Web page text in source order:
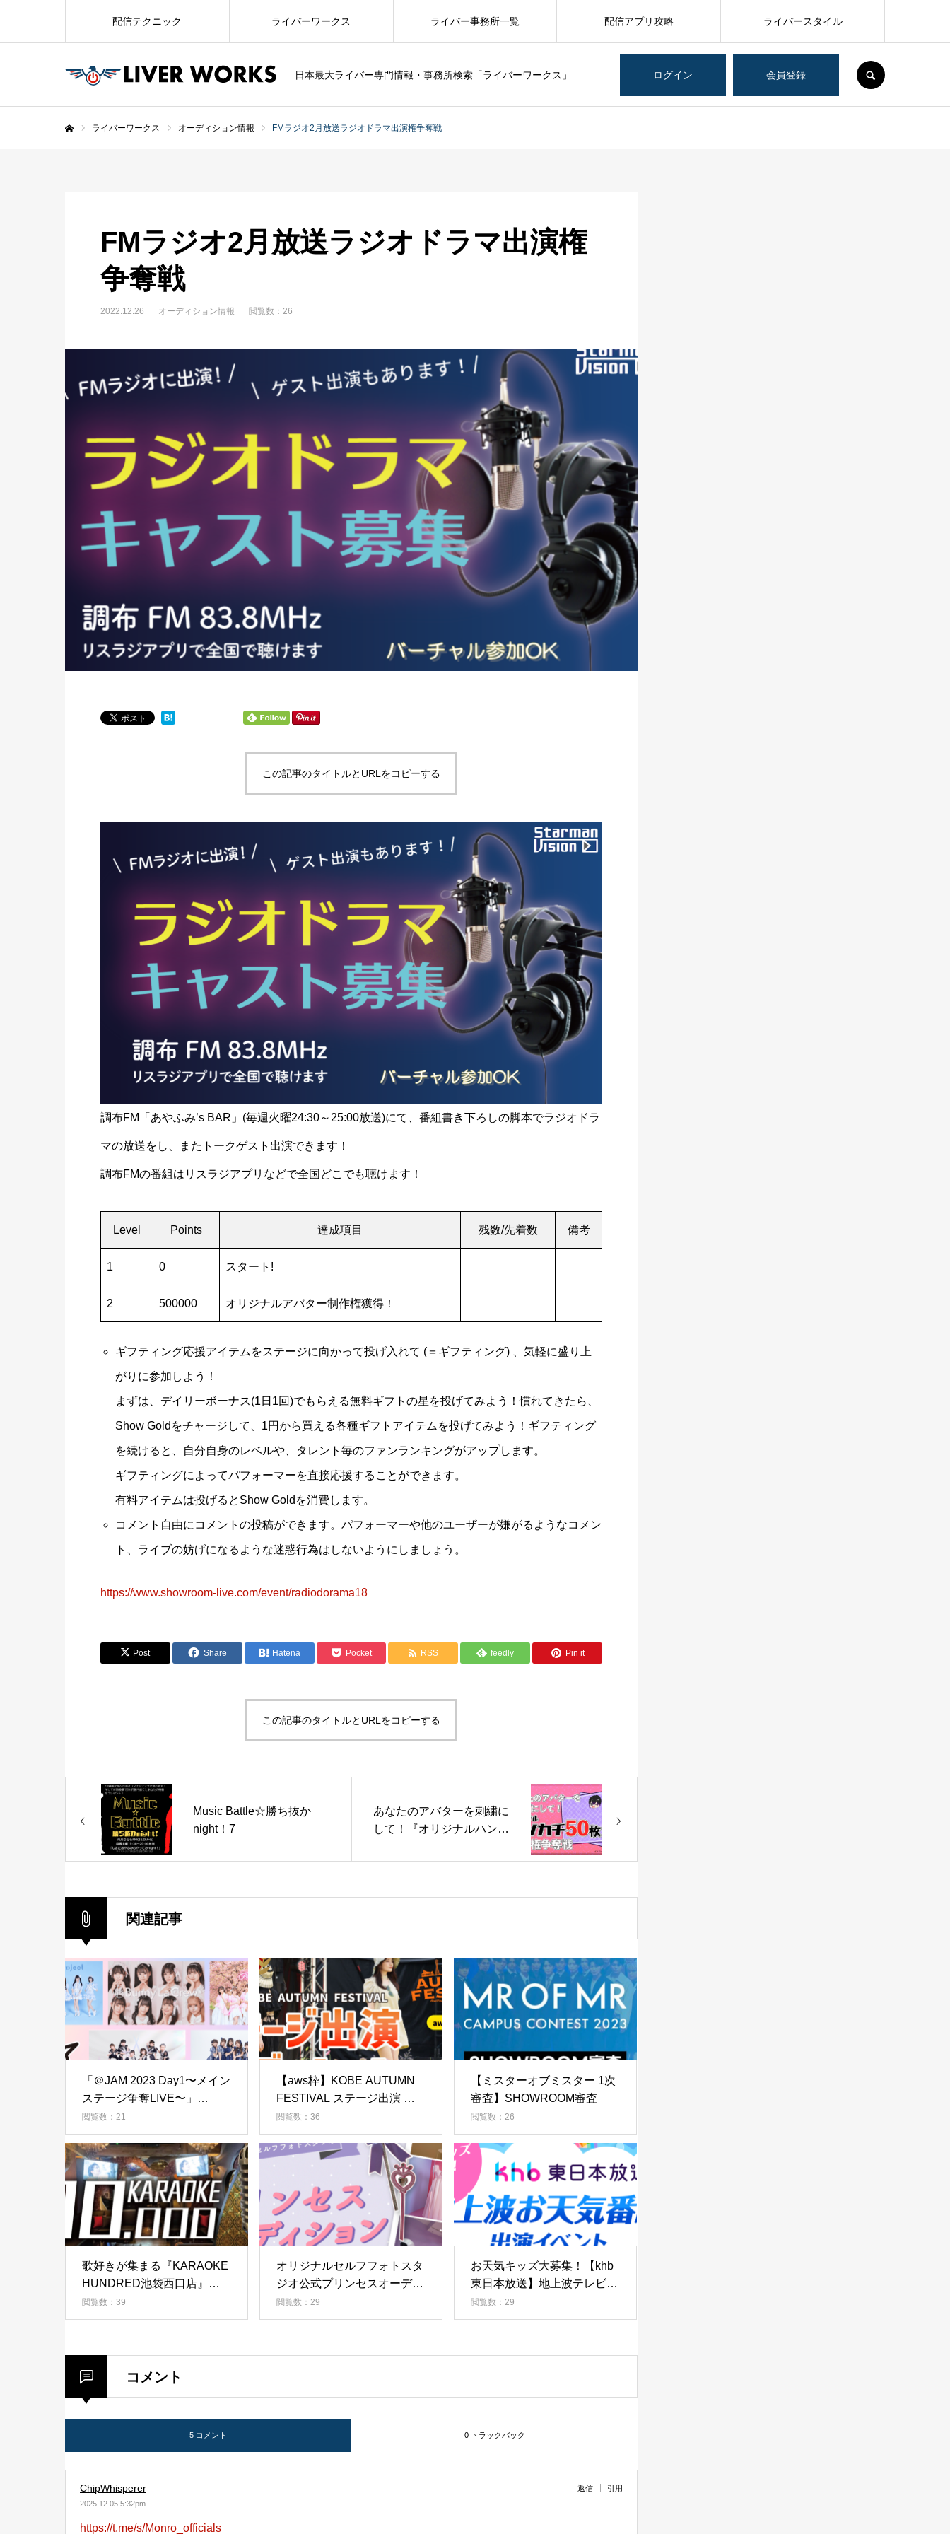
日本最大ライバー専門情報・事務所検索「ライバーワークス」 ログイン 会員登録
配信テクニック ライバーワークス ライバー事務所一覧 配信アプリ攻略 ライバースタイル
ライバーワークス オーディション情報 FMラジオ2月放送ラジオドラマ出演権争奪戦
FMラジオ2月放送ラジオドラマ出演権
争奪戦
2022.12.26 オーディション情報 閲覧数：26
この記事のタイトルとURLをコピーする
調布FM「あやふみ’s BAR」(毎週火曜24:30～25:00放送)にて、番組書き下ろしの脚本でラジオドラ
マの放送をし、またトークゲスト出演できます！
調布FMの番組はリスラジアプリなどで全国どこでも聴けます！
Level Points 達成項目 残数/先着数 備考
1 0 スタート!
2 500000 オリジナルアバター制作権獲得！
ギフティング応援アイテムをステージに向かって投げ入れて (＝ギフティング) 、気軽に盛り上
がりに参加しよう！
まずは、デイリーボーナス(1日1回)でもらえる無料ギフトの星を投げてみよう！慣れてきたら、
Show Goldをチャージして、1円から買える各種ギフトアイテムを投げてみよう！ギフティング
を続けると、自分自身のレベルや、タレント毎のファンランキングがアップします。
ギフティングによってパフォーマーを直接応援することができます。
有料アイテムは投げるとShow Goldを消費します。
コメント自由にコメントの投稿ができます。パフォーマーや他のユーザーが嫌がるようなコメン
ト、ライブの妨げになるような迷惑行為はしないようにしましょう。
https://www.showroom-live.com/event/radiodorama18
Post Share Hatena Pocket RSS feedly Pin it
この記事のタイトルとURLをコピーする
Music Battle☆勝ち抜か
night！7
あなたのアバターを刺繍に
して！『オリジナルハンカ
10弾
関連記事
「＠JAM 2023 Day1〜メイン
ステージ争奪LIVE〜」
SHOWROOM予選
閲覧数：21
【aws枠】KOBE AUTUMN
FESTIVAL ステージ出演 ス
タダイベ＃1
閲覧数：36
【ミスターオブミスター 1次
審査】SHOWROOM審査
閲覧数：26
歌好きが集まる『KARAOKE
HUNDRED池袋西口店』イメ
ージガール決定戦
閲覧数：39
オリジナルセルフフォトスタ
ジオ公式プリンセスオーディ
ション
閲覧数：29
お天気キッズ大募集！【khb
東日本放送】地上波テレビお
天気番組出演イベント！
閲覧数：29
コメント
5 コメント 0 トラックバック
ChipWhisperer
2025.12.05 5:32pm
返信 引用
https://t.me/s/Monro_officials